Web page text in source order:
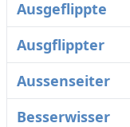
Ausgeflippte
Ausgflippter
Aussenseiter
Besserwisser